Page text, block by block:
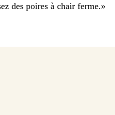
des poires à chair ferme.»